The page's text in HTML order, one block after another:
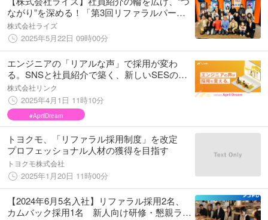
ながり”を深める！「第3回リファラルパーテ
ィー」6月28日（土）開催のお知らせ
株式会社ライズ
2025年5月22日 09時00分
エンジニアの「リアルな声」で採用が変わ
る。SNSと社員紹介で築く、新しいSESのか
たち
株式会社リンク
2025年4月1日 11時10分
#AprilDream
トヨクモ、「リファラル採用制度」を改定
プロフェッショナル人材の獲得を目指す
トヨクモ株式会社
2025年1月20日 11時00分
【2024年6月5名入社】リファラル採用2名、
カムバック採用1名 新人向け研修・懇親ラン